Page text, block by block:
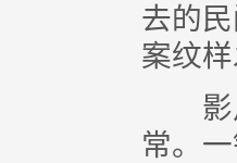
去的
案纹
影片
常。